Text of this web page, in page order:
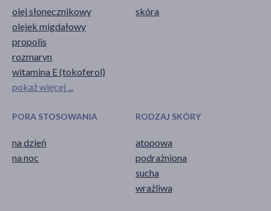
olej słonecznikowy
olejek migdałowy
propolis
rozmaryn
witamina E (tokoferol)
pokaż więcej ...
skóra
PORA STOSOWANIA
na dzień
na noc
RODZAJ SKÓRY
atopowa
podrażniona
sucha
wrażliwa